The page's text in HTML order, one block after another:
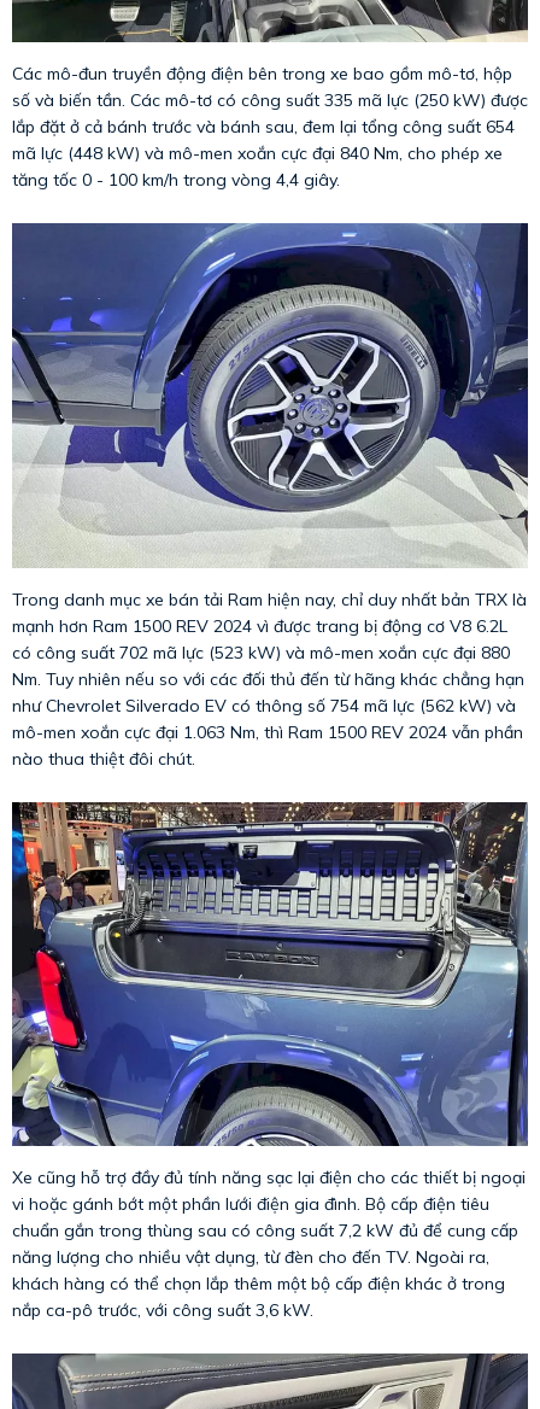
Các mô-đun truyền động điện bên trong xe bao gồm mô-tơ, hộp
số và biến tần. Các mô-tơ có công suất 335 mã lực (250 kW) được
lắp đặt ở cả bánh trước và bánh sau, đem lại tổng công suất 654
mã lực (448 kW) và mô-men xoắn cực đại 840 Nm, cho phép xe
tăng tốc 0 - 100 km/h trong vòng 4,4 giây.
Trong danh mục xe bán tải Ram hiện nay, chỉ duy nhất bản TRX là
mạnh hơn Ram 1500 REV 2024 vì được trang bị động cơ V8 6.2L
có công suất 702 mã lực (523 kW) và mô-men xoắn cực đại 880
Nm. Tuy nhiên nếu so với các đối thủ đến từ hãng khác chẳng hạn
như Chevrolet Silverado EV có thông số 754 mã lực (562 kW) và
mô-men xoắn cực đại 1.063 Nm, thì Ram 1500 REV 2024 vẫn phần
nào thua thiệt đôi chút.
Xe cũng hỗ trợ đầy đủ tính năng sạc lại điện cho các thiết bị ngoại
vi hoặc gánh bớt một phần lưới điện gia đình. Bộ cấp điện tiêu
chuẩn gắn trong thùng sau có công suất 7,2 kW đủ để cung cấp
năng lượng cho nhiều vật dụng, từ đèn cho đến TV. Ngoài ra,
khách hàng có thể chọn lắp thêm một bộ cấp điện khác ở trong
nắp ca-pô trước, với công suất 3,6 kW.